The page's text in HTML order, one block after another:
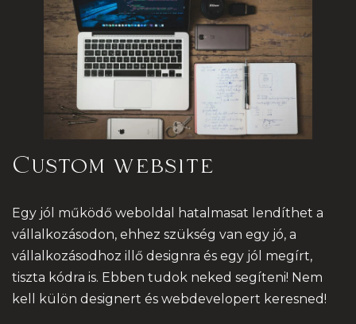
Custom website
Egy jól működő weboldal hatalmasat lendíthet a
vállalkozásodon, ehhez szükség van egy jó, a
vállalkozásodhoz illő designra és egy jól megírt,
tiszta kódra is. Ebben tudok neked segíteni! Nem
kell külön designert és webdevelopert keresned!